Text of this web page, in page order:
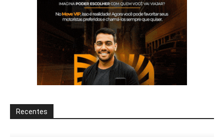
Recentes